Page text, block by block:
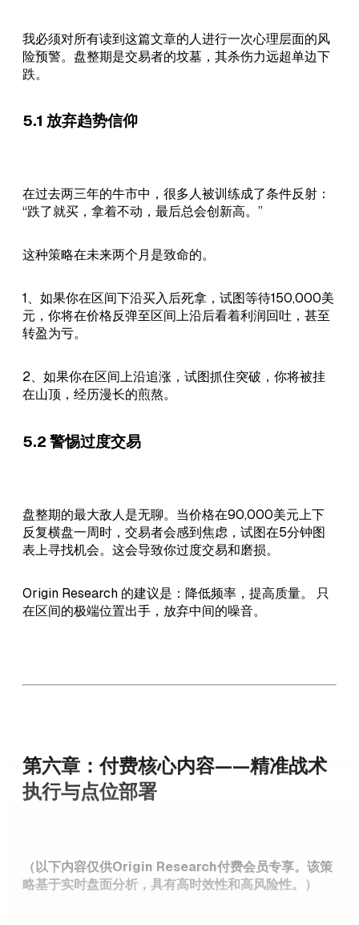
我必须对所有读到这篇文章的人进行一次心理层面的风
险预警。盘整期是交易者的坟墓，其杀伤力远超单边下
跌。
5.1 放弃趋势信仰
在过去两三年的牛市中，很多人被训练成了条件反射：
“跌了就买，拿着不动，最后总会创新高。”
这种策略在未来两个月是致命的。
1、如果你在区间下沿买入后死拿，试图等待150,000美
元，你将在价格反弹至区间上沿后看着利润回吐，甚至
转盈为亏。
2、如果你在区间上沿追涨，试图抓住突破，你将被挂
在山顶，经历漫长的煎熬。
5.2 警惕过度交易
盘整期的最大敌人是无聊。当价格在90,000美元上下
反复横盘一周时，交易者会感到焦虑，试图在5分钟图
表上寻找机会。这会导致你过度交易和磨损。
Origin Research 的建议是：降低频率，提高质量。 只
在区间的极端位置出手，放弃中间的噪音。
第六章：付费核心内容——精准战术
执行与点位部署
（以下内容仅供Origin Research付费会员专享。该策
略基于实时盘面分析，具有高时效性和高风险性。）